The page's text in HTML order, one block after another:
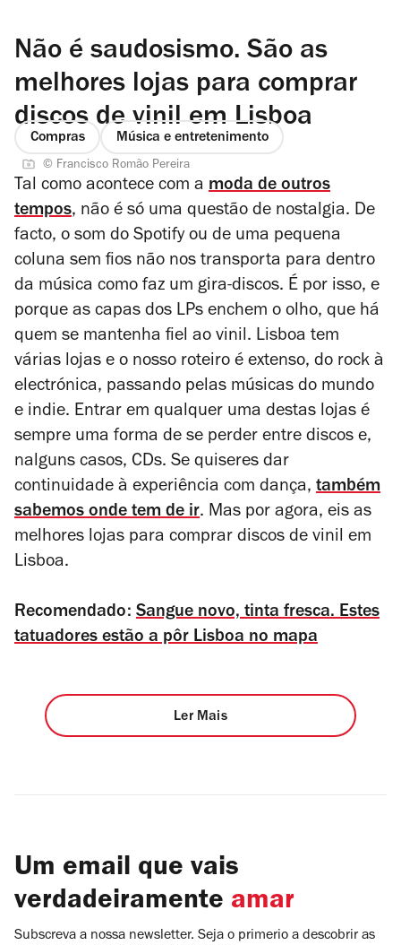
Não é saudosismo. São as
melhores lojas para comprar
discos de vinil em Lisboa
Compras Música e entretenimento
© Francisco Romão Pereira
Tal como acontece com a moda de outros
tempos, não é só uma questão de nostalgia. De
facto, o som do Spotify ou de uma pequena
coluna sem fios não nos transporta para dentro
da música como faz um gira-discos. É por isso, e
porque as capas dos LPs enchem o olho, que há
quem se mantenha fiel ao vinil. Lisboa tem
várias lojas e o nosso roteiro é extenso, do rock à
electrónica, passando pelas músicas do mundo
e indie. Entrar em qualquer uma destas lojas é
sempre uma forma de se perder entre discos e,
nalguns casos, CDs. Se quiseres dar
continuidade à experiência com dança, também
sabemos onde tem de ir. Mas por agora, eis as
melhores lojas para comprar discos de vinil em
Lisboa.
Recomendado: Sangue novo, tinta fresca. Estes
tatuadores estão a pôr Lisboa no mapa
Ler Mais
Um email que vais
verdadeiramente amar
Subscreva a nossa newsletter. Seja o primerio a descobrir as